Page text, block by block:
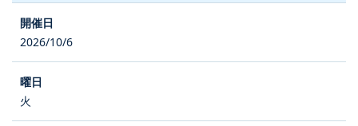
2026/10/6
火